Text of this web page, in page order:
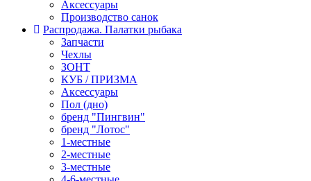
Аксессуары
Производство санок
Распродажа. Палатки рыбака
Запчасти
Чехлы
ЗОНТ
КУБ / ПРИЗМА
Аксессуары
Пол (дно)
бренд "Пингвин"
бренд "Лотос"
1-местные
2-местные
3-местные